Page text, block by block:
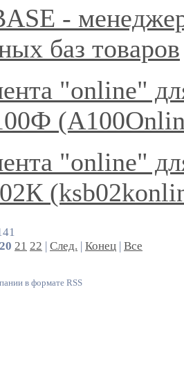
-
баз товаров
"online"
"online"
20 21 22 | След. | Конец | Все
в формате RSS